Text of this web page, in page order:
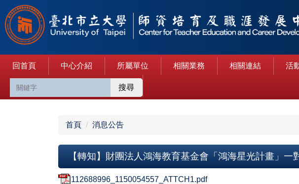
跳
到
主
要
內
區
回首頁 中心介紹 所屬單位 相關業務 相關連結 活
搜尋
首頁 消息公告
【轉知】財團法人鴻海教育基金會「鴻海星光計畫」
112688996_1150054557_ATTCH1.pdf